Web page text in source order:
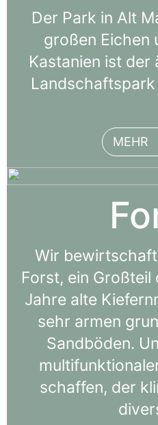
Der Park in Alt
gro­ßen Eichen
Kastanien ist der
MEHR
Wir
Forst, ein
Jahre alte
sehr armen
Sandböden.
schaffen, der